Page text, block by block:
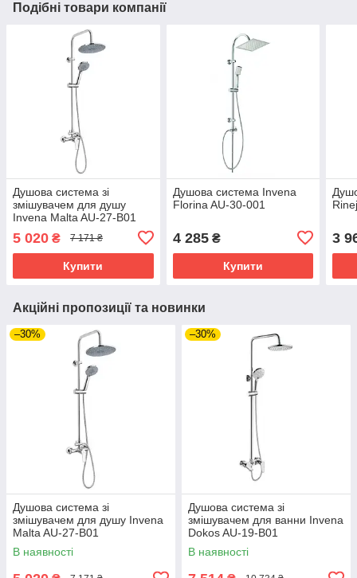
Подібні товари компанії
Душова система зі
змішувачем для душу
Invena Malta AU-27-B01
5 020 ₴ 7 171 ₴
Купити
Душова система Invena
Florina AU-30-001
4 285₴
Купити
3
Акційні пропозиції та новинки
–30%
Душова система зі
змішувачем для душу Invena
Malta AU-27-B01
В наявності
–30%
Душова система зі
змішувачем для ванни Invena
Dokos AU-19-B01
В наявності